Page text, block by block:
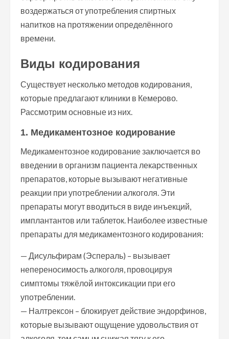
воздержаться от употребления спиртных
напитков на протяжении определённого
времени.
Виды кодирования
Существует несколько методов кодирования,
которые предлагают клиники в Кемерово.
Рассмотрим основные из них.
1. Медикаментозное кодирование
Медикаментозное кодирование заключается во
введении в организм пациента лекарственных
препаратов, которые вызывают негативные
реакции при употреблении алкоголя. Эти
препараты могут вводиться в виде инъекций,
имплантантов или таблеток. Наиболее известные
препараты для медикаментозного кодирования:
— Дисульфирам (Эспераль) – вызывает
непереносимость алкоголя, провоцируя
симптомы тяжёлой интоксикации при его
употреблении.
— Налтрексон – блокирует действие эндорфинов,
которые вызывают ощущение удовольствия от